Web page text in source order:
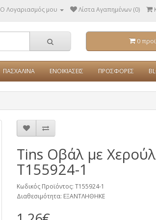
Ο Λογαριασμός μου Λίστα Αγαπημένων (0)
0
ΠΑΣΧΑΛΙΝΑ ΕΝΟΙΚΙΑΣΕΙΣ ΠΡΟΣΦΟΡΕΣ
Tins Οβάλ με
T155924-1
Κωδικός Προϊόντος: T155924-1
Διαθεσιμότητα: ΕΞΑΝΤΛΗΘΗΚΕ